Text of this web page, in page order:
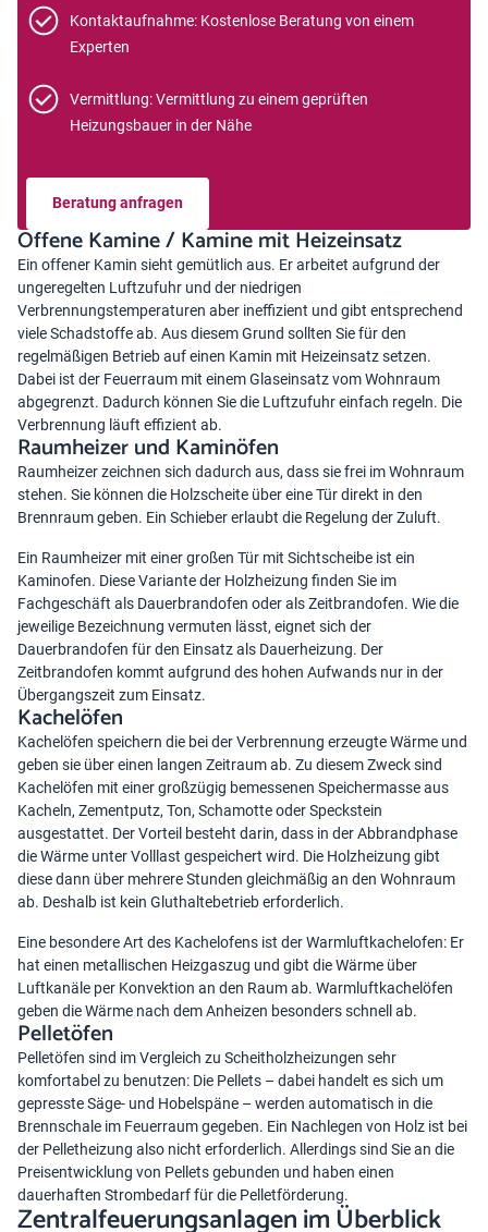
Kontaktaufnahme: Kostenlose Beratung von einem
Experten
Vermittlung: Vermittlung zu einem geprüften
Heizungsbauer in der Nähe
Beratung anfragen
Offene Kamine / Kamine mit Heizeinsatz
Ein offener Kamin sieht gemütlich aus. Er arbeitet aufgrund der
ungeregelten Luftzufuhr und der niedrigen
Verbrennungstemperaturen aber ineffizient und gibt entsprechend
viele Schadstoffe ab. Aus diesem Grund sollten Sie für den
regelmäßigen Betrieb auf einen Kamin mit Heizeinsatz setzen.
Dabei ist der Feuerraum mit einem Glaseinsatz vom Wohnraum
abgegrenzt. Dadurch können Sie die Luftzufuhr einfach regeln. Die
Verbrennung läuft effizient ab.
Raumheizer und Kaminöfen
Raumheizer zeichnen sich dadurch aus, dass sie frei im Wohnraum
stehen. Sie können die Holzscheite über eine Tür direkt in den
Brennraum geben. Ein Schieber erlaubt die Regelung der Zuluft.
Ein Raumheizer mit einer großen Tür mit Sichtscheibe ist ein
Kaminofen. Diese Variante der Holzheizung finden Sie im
Fachgeschäft als Dauerbrandofen oder als Zeitbrandofen. Wie die
jeweilige Bezeichnung vermuten lässt, eignet sich der
Dauerbrandofen für den Einsatz als Dauerheizung. Der
Zeitbrandofen kommt aufgrund des hohen Aufwands nur in der
Übergangszeit zum Einsatz.
Kachelöfen
Kachelöfen speichern die bei der Verbrennung erzeugte Wärme und
geben sie über einen langen Zeitraum ab. Zu diesem Zweck sind
Kachelöfen mit einer großzügig bemessenen Speichermasse aus
Kacheln, Zementputz, Ton, Schamotte oder Speckstein
ausgestattet. Der Vorteil besteht darin, dass in der Abbrandphase
die Wärme unter Volllast gespeichert wird. Die Holzheizung gibt
diese dann über mehrere Stunden gleichmäßig an den Wohnraum
ab. Deshalb ist kein Gluthaltebetrieb erforderlich.
Eine besondere Art des Kachelofens ist der Warmluftkachelofen: Er
hat einen metallischen Heizgaszug und gibt die Wärme über
Luftkanäle per Konvektion an den Raum ab. Warmluftkachelöfen
geben die Wärme nach dem Anheizen besonders schnell ab.
Pelletöfen
Pelletöfen sind im Vergleich zu Scheitholzheizungen sehr
komfortabel zu benutzen: Die Pellets – dabei handelt es sich um
gepresste Säge- und Hobelspäne – werden automatisch in die
Brennschale im Feuerraum gegeben. Ein Nachlegen von Holz ist bei
der Pelletheizung also nicht erforderlich. Allerdings sind Sie an die
Preisentwicklung von Pellets gebunden und haben einen
dauerhaften Strombedarf für die Pelletförderung.
Zentralfeuerungsanlagen im Überblick